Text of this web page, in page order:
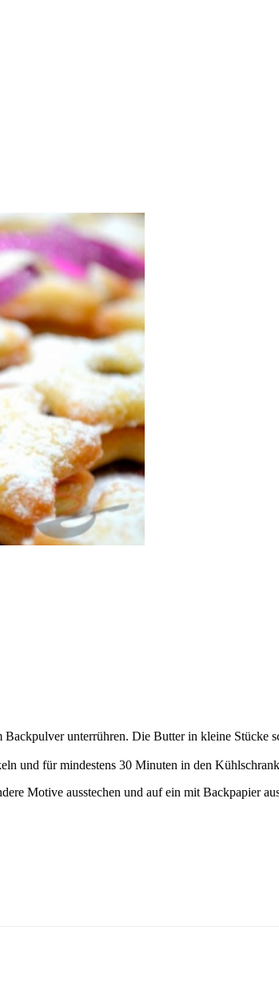
unterrühren. Die Butter in kleine Stücke
und für mindestens 30 Minuten in den
Motive ausstechen und auf ein mit Backpapier